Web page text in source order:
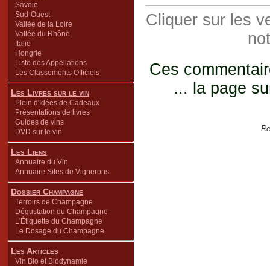
Savoie
Sud-Ouest
Vallée de la Loire
Vallée du Rhône
Italie
Hongrie
Liste des Appellations
Les Classements Officiels
Les Livres sur le vin
Plein d'Idées de Cadeaux
Présentations de livres
Guides de vins
DVD sur le vin
Les Liens
Annuaire du Vin
Annuaire Sites de Vignerons
Dossier Champagne
Terroirs de Champagne
Dégustation du Champagne
L'Étiquette du Champagne
Le Dosage du Champagne
Les Articles
Vin Bio et Biodynamie
Cliquer sur les
Ces
... la page